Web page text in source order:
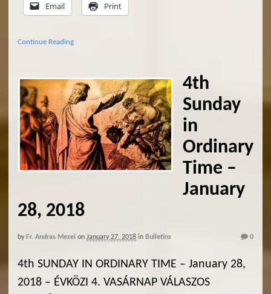
Email Print
Continue Reading
4th
Sunday
in
Ordinary
Time –
January
28, 2018
by Fr. Andras Mezei on January 27, 2018 in Bulletins 0
4th SUNDAY IN ORDINARY TIME – January 28,
2018 – ÉVKÖZI 4. VASÁRNAP VÁLASZOS